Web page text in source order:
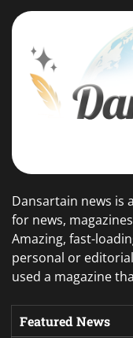
Dansartain news is
for news,
Amazing, fast-
personal or
used a magazine
Featured News